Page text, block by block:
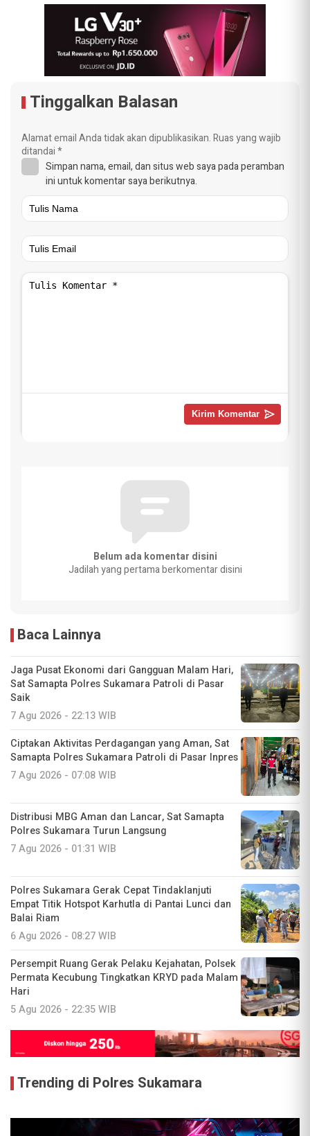
Tinggalkan Balasan
Alamat email Anda tidak akan dipublikasikan.Ruas yang wajib
ditandai*
Simpan nama, email, dan situs web saya pada peramban
ini untuk komentar saya berikutnya.
Belum ada komentar disini
Jadilah yang pertama berkomentar disini
Baca Lainnya
Jaga Pusat Ekonomi dari Gangguan Malam Hari,
Sat Samapta Polres Sukamara Patroli di Pasar
Saik
7 Agu 2026 - 22:13 WIB
Ciptakan Aktivitas Perdagangan yang Aman, Sat
Samapta Polres Sukamara Patroli di Pasar Inpres
7 Agu 2026 - 07:08 WIB
Distribusi MBG Aman dan Lancar, Sat Samapta
Polres Sukamara Turun Langsung
7 Agu 2026 - 01:31 WIB
Polres Sukamara Gerak Cepat Tindaklanjuti
Empat Titik Hotspot Karhutla di Pantai Lunci dan
Balai Riam
6 Agu 2026 - 08:27 WIB
Persempit Ruang Gerak Pelaku Kejahatan, Polsek
Permata Kecubung Tingkatkan KRYD pada Malam
Hari
5 Agu 2026 - 22:35 WIB
Trending di Polres Sukamara